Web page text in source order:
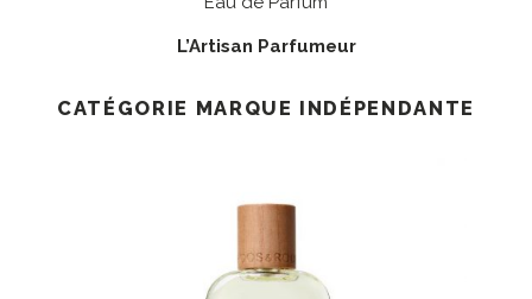
L’Artisan Parfumeur
CATÉGORIE MARQUE INDÉPENDANTE